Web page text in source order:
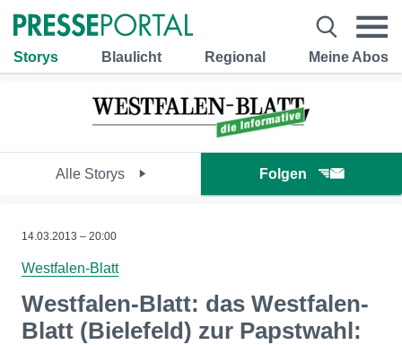
Storys Blaulicht Regional Meine Abos
Alle Storys Folgen
14.03.2013 – 20:00
Westfalen-Blatt
Westfalen-Blatt: das Westfalen-
Blatt (Bielefeld) zur Papstwahl: